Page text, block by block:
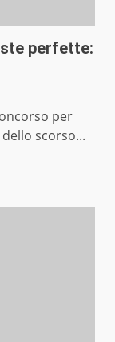
perfette:
per
scorso...